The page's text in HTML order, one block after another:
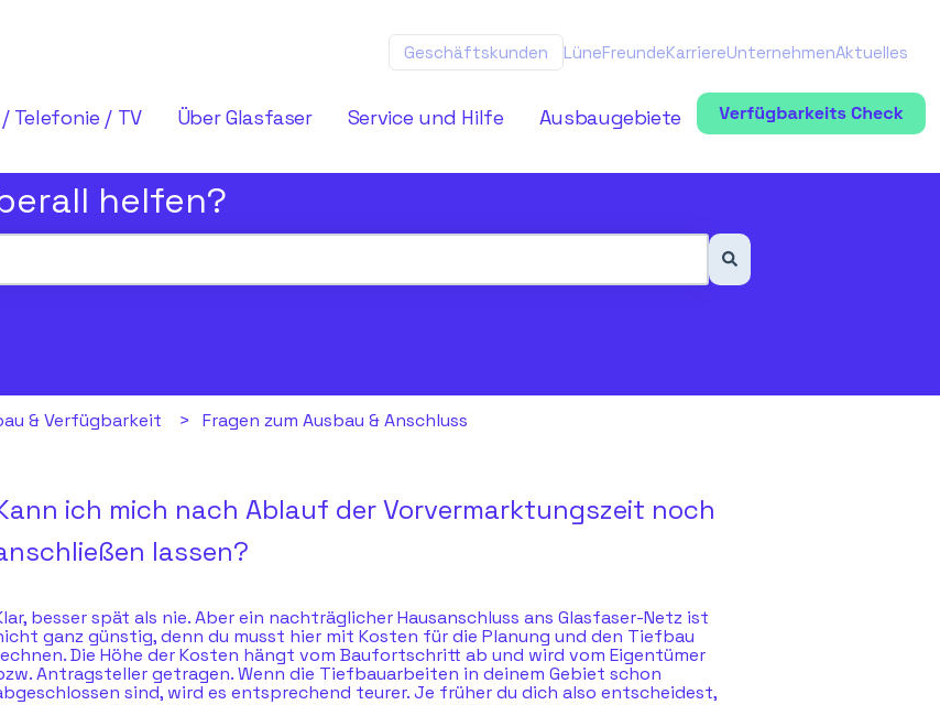
Geschäftskunden LüneFreundeKarriereUnternehmenAktuelles
Telefonie / TV Über Glasfaser Service und Hilfe Ausbaugebiete
helfen?
& Verfügbarkeit Fragen zum Ausbau & Anschluss
ich mich nach Ablauf der Vorvermarktungszeit noch
lassen?
besser spät als nie. Aber ein nachträglicher Hausanschluss ans Glasfaser-Netz ist
ganz günstig, denn du musst hier mit Kosten für die Planung und den Tiefbau
Die Höhe der Kosten hängt vom Baufortschritt ab und wird vom Eigentümer
Antragsteller getragen. Wenn die Tiefbauarbeiten in deinem Gebiet schon
sind, wird es entsprechend teurer. Je früher du dich also entscheidest,